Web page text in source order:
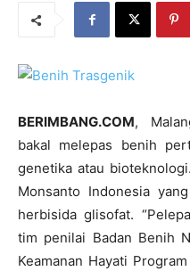
BERIMBANG.COM,
bakal melepas benih
genetika atau
Monsanto Indonesia
herbisida glisofat.
tim penilai Badan Benih
Keamanan Hayati